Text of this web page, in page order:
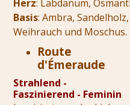
Herz: Labdanum,
Basis: Ambra, Sandelholz,
Weihrauch und Moschus.
Route
d'Émeraude
Strahlend -
Faszinierend - Feminin